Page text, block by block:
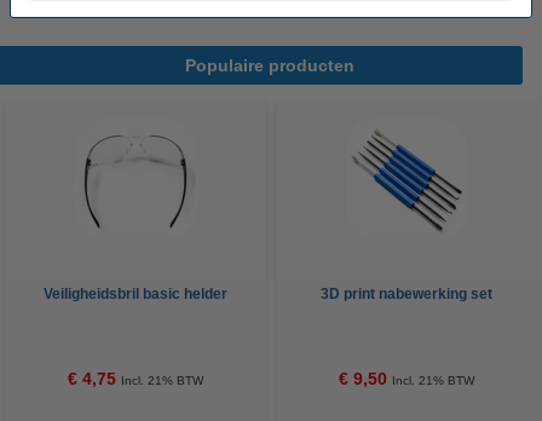
Populaire producten
Veiligheidsbril basic helder
€ 4,75 Incl. 21% BTW
3D print nabewerking set
€ 9,50 Incl. 21% BTW